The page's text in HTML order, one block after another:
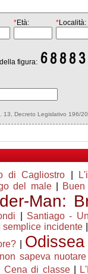
*Età: *Località:
figura:
13, Decreto Legislativo 196/
di Cagliostro
del male|
Man:
Santiago -
semplice incidente
Odissea
sapeva nuotare
Cena di classe|